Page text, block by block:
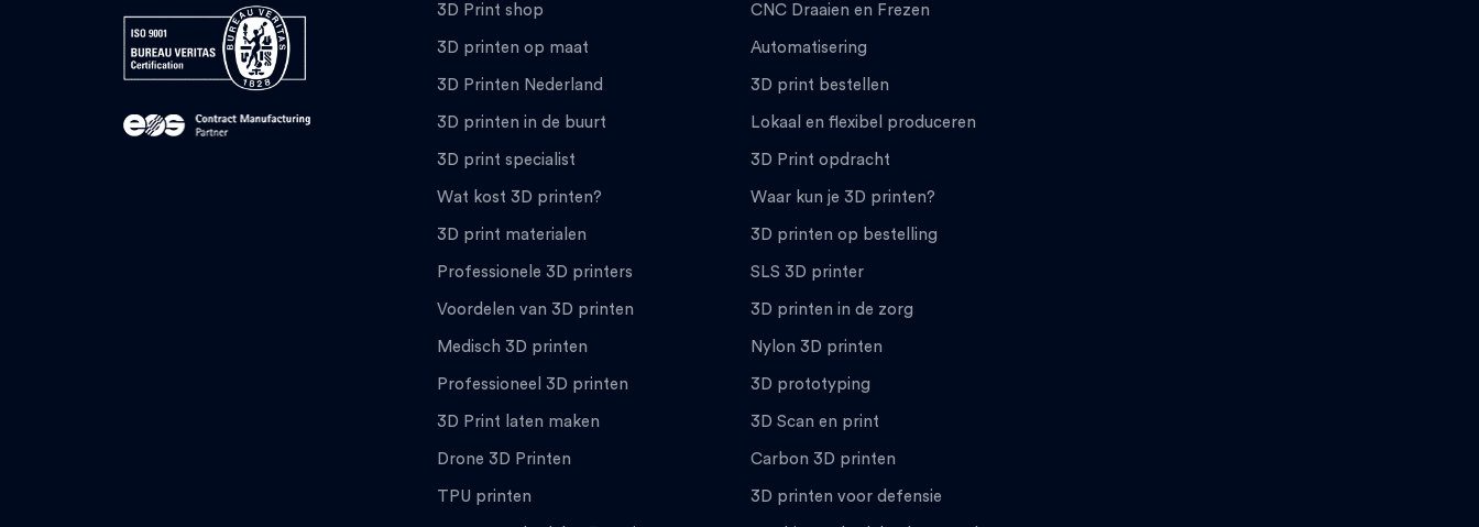
3D Print shop
3D printen op maat
3D Printen Nederland
3D printen in de buurt
3D print specialist
Wat kost 3D printen?
3D print materialen
Professionele 3D printers
Voordelen van 3D printen
Medisch 3D printen
Professioneel 3D printen
3D Print laten maken
Drone 3D Printen
TPU printen
CNC Draaien en Frezen
Automatisering
3D print bestellen
Lokaal en flexibel produceren
3D Print opdracht
Waar kun je 3D printen?
3D printen op bestelling
SLS 3D printer
3D printen in de zorg
Nylon 3D printen
3D prototyping
3D Scan en print
Carbon 3D printen
3D printen voor defensie